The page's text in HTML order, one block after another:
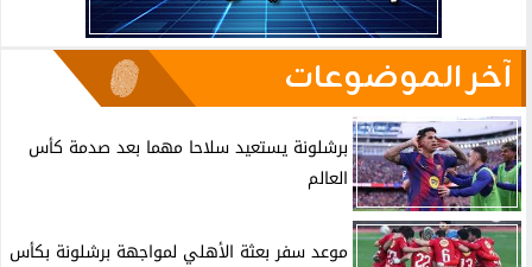
آخر الموضوعات
برشلونة يستعيد سلاحا مهما بعد صدمة كأس
العالم
موعد سفر بعثة الأهلي لمواجهة برشلونة بكأس